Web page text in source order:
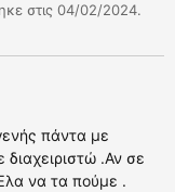
στις 04/02/2024.
πάντα με
.Αν σε
να τα πούμε .